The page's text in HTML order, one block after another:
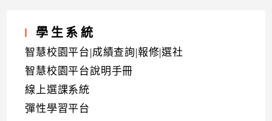
學生系統
智慧校園平台|成績查詢|報修|選社
智慧校園平台說明手冊
線上選課系統
彈性學習平台